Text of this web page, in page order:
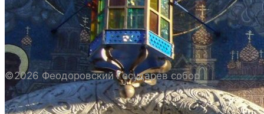
ПОЛОЖЕНИЕ И ВНУТРЕННИЙ
РАСПОРЯДОК СОБОРА
БИОГРАФИЧЕСКИЕ ДАННЫЕ
СВЯЩЕННОСЛУЖИТЕЛЕЙ СОБОРА.
ВНЕШНИЙ ВИД
ВНЕШНИЙ ВИД СОБОРА
©2026 Феодоровский Государев собор